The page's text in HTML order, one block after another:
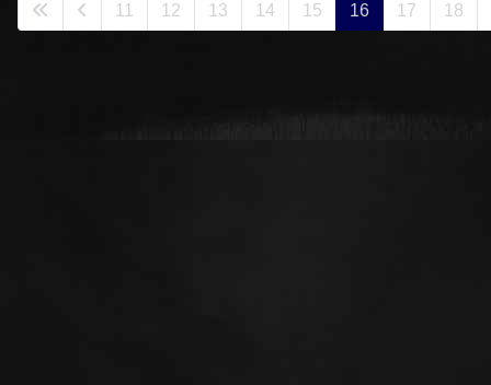
11 12 13 14 15 16 17 18